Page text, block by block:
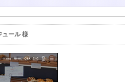
ュール 様